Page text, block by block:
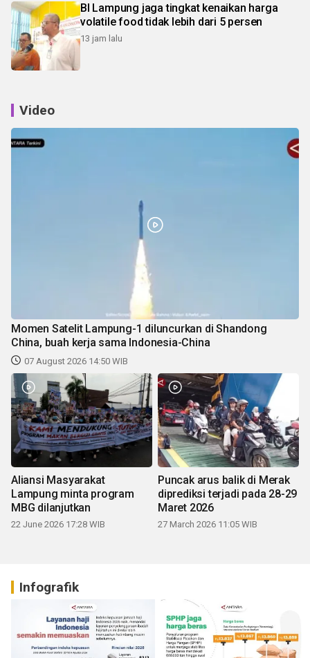
BI Lampung jaga tingkat kenaikan harga
volatile food tidak lebih dari 5 persen
13 jam lalu
Video
Momen Satelit Lampung-1 diluncurkan di Shandong
China, buah kerja sama Indonesia-China
07 August 2026 14:50 WIB
Aliansi Masyarakat
Lampung minta program
MBG dilanjutkan
22 June 2026 17:28 WIB
Puncak arus balik di Merak
diprediksi terjadi pada 28-29
Maret 2026
27 March 2026 11:05 WIB
Infografik